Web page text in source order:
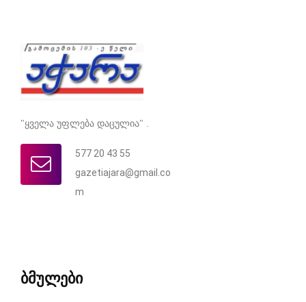
"ყველა უფლება დაცულია" .
577 20 43 55
gazetiajara@gmail.co
m
ბმულები